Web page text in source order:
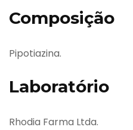
Composição
Pipotiazina.
Laboratório
Rhodia Farma Ltda.